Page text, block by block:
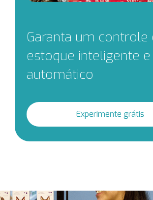
Garanta um controle
estoque inteligente e
automático
Experimente grátis